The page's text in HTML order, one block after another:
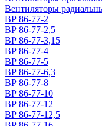
Вентиляторы
ВР 86-77-2
ВР 86-77-2,5
ВР 86-77-3,15
ВР 86-77-4
ВР 86-77-5
ВР 86-77-6,3
ВР 86-77-8
ВР 86-77-10
ВР 86-77-12
ВР 86-77-12,5